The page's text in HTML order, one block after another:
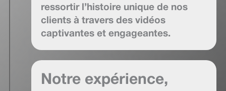
ressortir l’histoire unique de nos
clients à travers des vidéos
captivantes et engageantes.
Notre expérience,